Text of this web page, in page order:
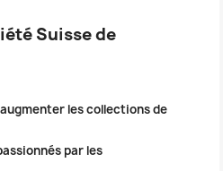
Suisse de
les collections de
par les